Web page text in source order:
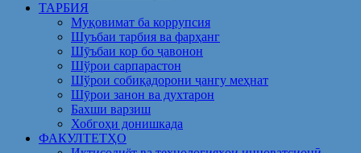
ТАРБИЯ
Муқовимат ба коррупсия
Шуъбаи тарбия ва фарҳанг
Шӯъбаи кор бо ҷавонон
Шўрои сарпарастон
Шўрои собиқадорони ҷангу меҳнат
Шӯрои занон ва духтарон
Бахши варзиш
Хобгоҳи донишкада
ФАКУЛТЕТҲО